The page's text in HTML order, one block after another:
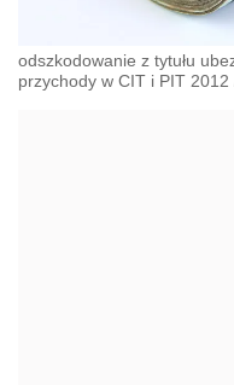
odszkodowanie z tytułu
przychody w CIT i PIT 2012